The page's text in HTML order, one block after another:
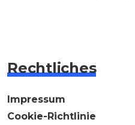
Rechtliches
Impressum
Cookie-Richtlinie